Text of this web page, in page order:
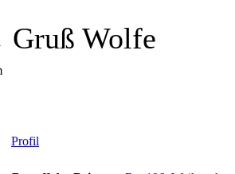
Gruß Wolfe
Profil